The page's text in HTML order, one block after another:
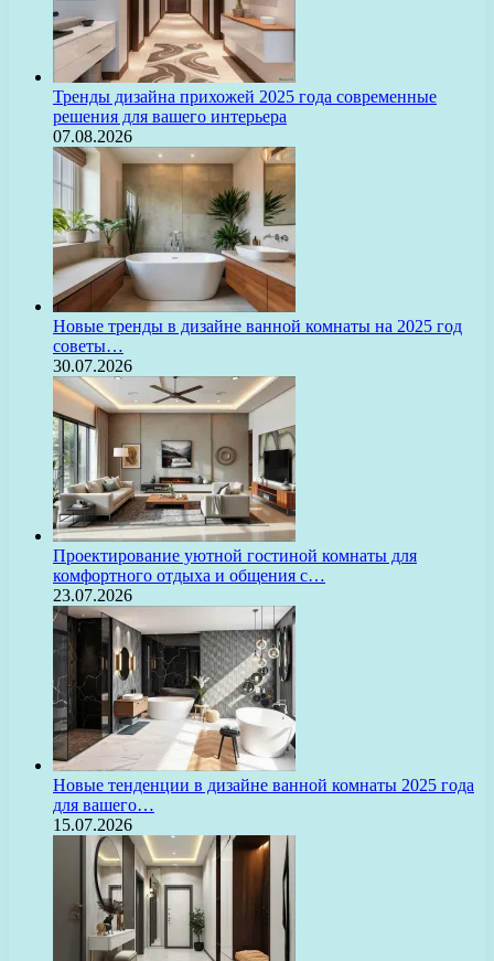
Тренды дизайна прихожей 2025 года современные
решения для вашего интерьера
07.08.2026
Новые тренды в дизайне ванной комнаты на 2025 год
советы…
30.07.2026
Проектирование уютной гостиной комнаты для
комфортного отдыха и общения с…
23.07.2026
Новые тенденции в дизайне ванной комнаты 2025 года
для вашего…
15.07.2026